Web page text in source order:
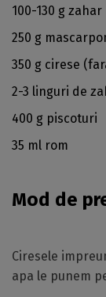
100-130 g
250 g
350 g cirese
2-3 linguri de
400 g piscoturi
35 ml rom
Mod de
Ciresele
apa le punem